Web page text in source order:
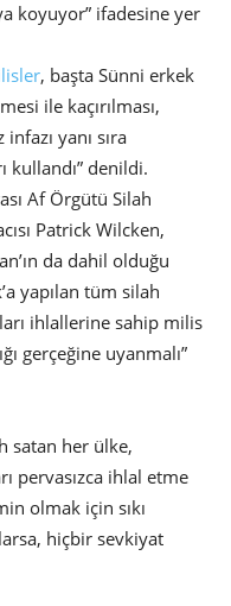
koyuyor” ifadesine yer
, başta Sünni erkek
ile kaçırılması,
yanı sıra
kullandı” denildi.
Af Örgütü Silah
Patrick Wilcken,
da dahil olduğu
yapılan tüm silah
ihlallerine sahip milis
gerçeğine uyanmalı”
satan her ülke,
pervasızca ihlal etme
olmak için sıkı
hiçbir sevkiyat